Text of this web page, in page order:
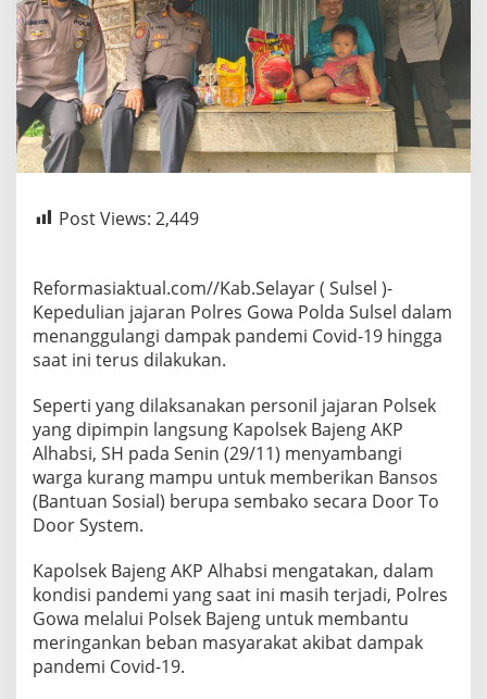
Post Views: 2,449
Reformasiaktual.com//Kab.Selayar ( Sulsel )-
Kepedulian jajaran Polres Gowa Polda Sulsel dalam
menanggulangi dampak pandemi Covid-19 hingga
saat ini terus dilakukan.
Seperti yang dilaksanakan personil jajaran Polsek
yang dipimpin langsung Kapolsek Bajeng AKP
Alhabsi, SH pada Senin (29/11) menyambangi
warga kurang mampu untuk memberikan Bansos
(Bantuan Sosial) berupa sembako secara Door To
Door System.
Kapolsek Bajeng AKP Alhabsi mengatakan, dalam
kondisi pandemi yang saat ini masih terjadi, Polres
Gowa melalui Polsek Bajeng untuk membantu
meringankan beban masyarakat akibat dampak
pandemi Covid-19.